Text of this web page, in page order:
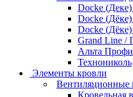
Docke
Docke
Docke (Дёке)
Grand Line /
Альта
Технониколь
Элементы кровли
Вентиляционные
Кровельная